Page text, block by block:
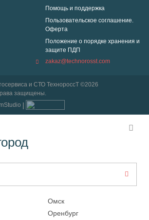
Помощь и поддержка
Пользовательское соглашение.
Оферта
Положение о порядке хранения и
защите ПДП
zakaz@technorosst.com
и СТО ТехнороссТ ©2026
защищены.
Омск
Оренбург